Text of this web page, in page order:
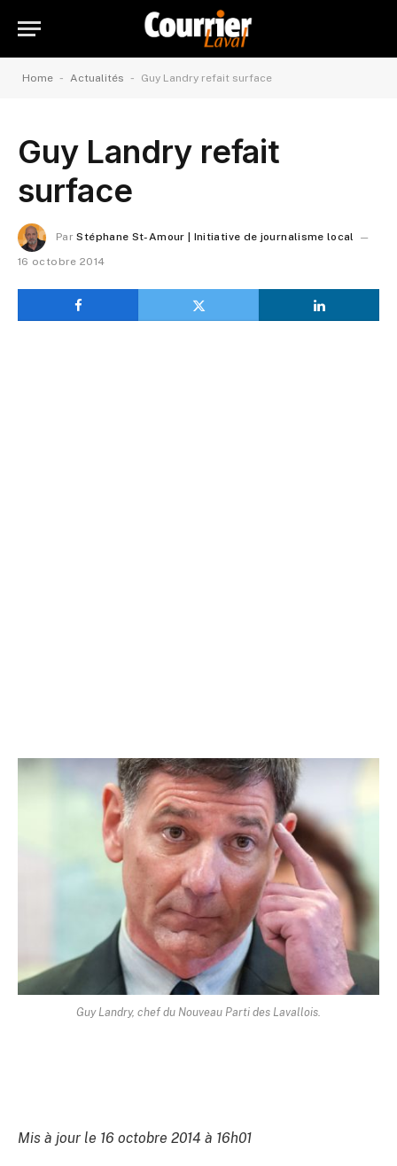
Home - Actualités - Guy Landry refait surface
Guy Landry refait
surface
Par Stéphane St-Amour | Initiative de journalisme local
16 octobre 2014
Guy Landry, chef du Nouveau Parti des Lavallois.
Mis à jour le 16 octobre 2014 à 16h01